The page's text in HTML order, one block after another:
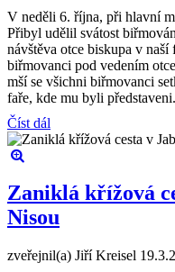
V neděli 6. října, při hlavní
Přibyl udělil svátost
návštěva otce biskupa v
biřmovanci pod vedením
mší se všichni biřmovanci
faře, kde mu byli představeni.
Číst dál
Zaniklá křížová
Nisou
zveřejnil(a) Jiří Kreisel